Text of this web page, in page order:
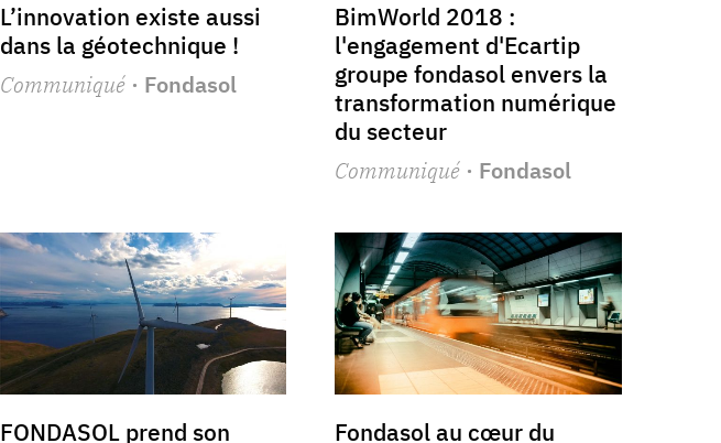
L’innovation existe aussi
dans la géotechnique !
Communiqué· Fondasol
BimWorld 2018 :
l'engagement d'Ecartip
groupe fondasol envers la
transformation numérique
du secteur
Communiqué· Fondasol
FONDASOL prend son
Fondasol au cœur du